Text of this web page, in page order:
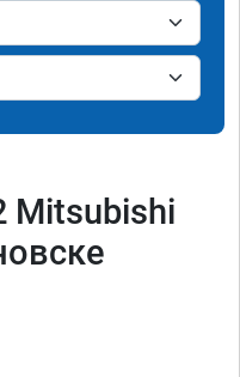
Mitsubishi